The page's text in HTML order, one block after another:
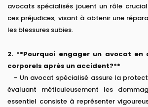
avocats spécialisés jouent un rôle
ces préjudices, visant à obtenir une
les blessures subies.
2. **Pourquoi engager un avocat en
corporels après un accident?**
- Un avocat spécialisé assure la
évaluant méticuleusement les
essentiel consiste à représenter